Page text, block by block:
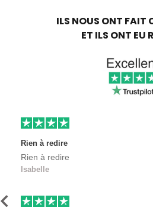
ILS NOUS ONT FAIT
ET ILS ONT EU
Rien à redire
Rien à redire
Isabelle
Précédent